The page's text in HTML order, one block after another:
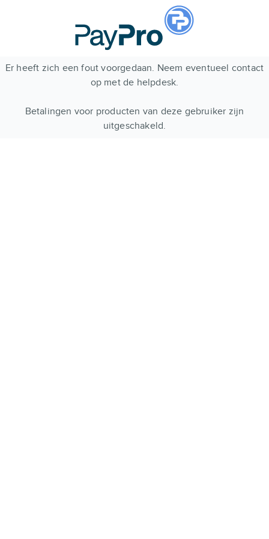
Er heeft zich een fout voorgedaan. Neem eventueel contact
op met de helpdesk.
Betalingen voor producten van deze gebruiker zijn
uitgeschakeld.